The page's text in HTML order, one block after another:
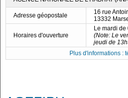
Adresse géopostale
16 rue
13332
Horaires d'ouverture
Le mardi
(Note: Le
jeudi de
Plus d'informations :